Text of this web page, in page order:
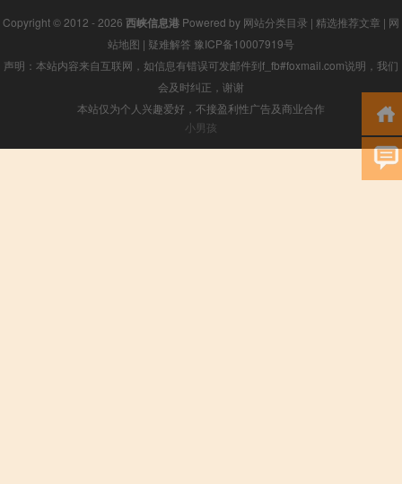
Copyright © 2012 - 2026 西峡信息港 Powered by 网站分类目录 | 精选推荐文章 | 网
站地图 | 疑难解答 豫ICP备10007919号
声明：本站内容来自互联网，如信息有错误可发邮件到f_fb#foxmail.com说明，我们
会及时纠正，谢谢
本站仅为个人兴趣爱好，不接盈利性广告及商业合作
小男孩